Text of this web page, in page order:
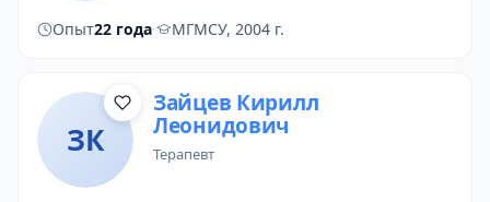
Опыт22 года· МГМСУ, 2004 г.
ЗК
Зайцев Кирилл
Леонидович
терапевт